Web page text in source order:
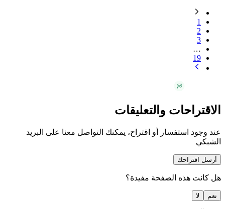
1
2
3
…
19
الاقتراحات والتعليقات
عند وجود استفسار أو اقتراح، يمكنك التواصل معنا على البريد
الشبكي
أرسل اقتراحك
هل كانت هذه الصفحة مفيدة؟
نعم لا